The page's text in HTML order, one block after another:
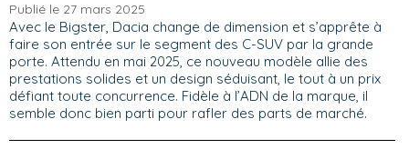
Publié le 27 mars 2025
Avec le Bigster, Dacia change de dimension et s’apprête à
faire son entrée sur le segment des C-SUV par la grande
porte. Attendu en mai 2025, ce nouveau modèle allie des
prestations solides et un design séduisant, le tout à un prix
défiant toute concurrence. Fidèle à l’ADN de la marque, il
semble donc bien parti pour rafler des parts de marché.